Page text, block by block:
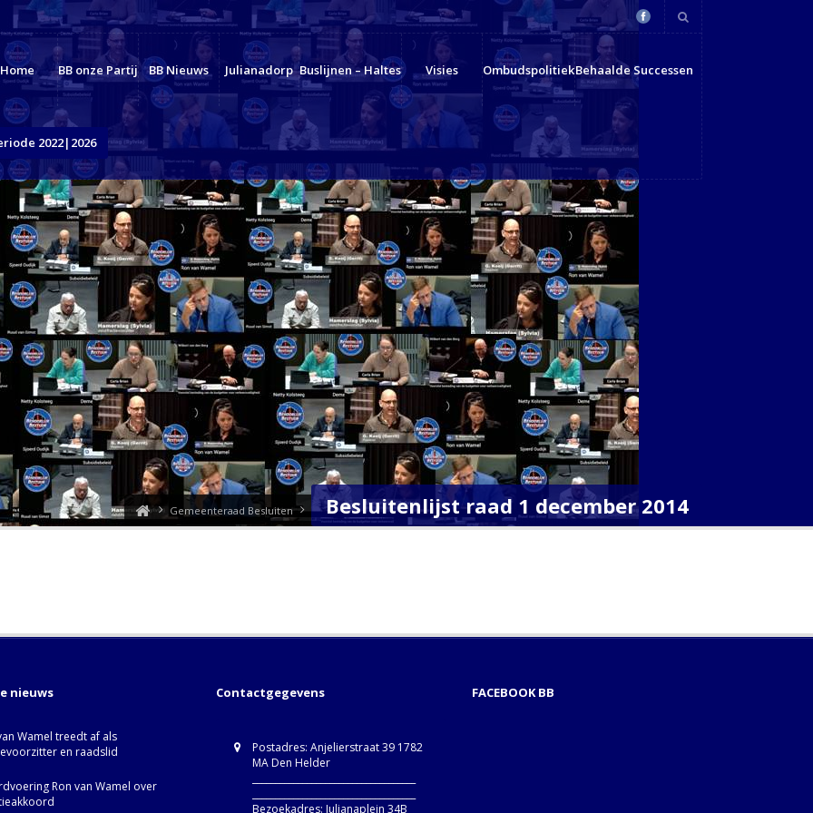
Home BB onze Partij BB Nieuws Julianadorp Buslijnen – Haltes Visies OmbudspolitiekBehaalde Successen
2022|2026
Gemeenteraad Besluiten Besluitenlijst raad 1 december 2014
nieuws
Wamel treedt af als
en raadslid
Ron van Wamel over
Contactgegevens
Postadres: Anjelierstraat 39 1782
MA Den Helder
Bezoekadres: Julianaplein 34B
FACEBOOK BB